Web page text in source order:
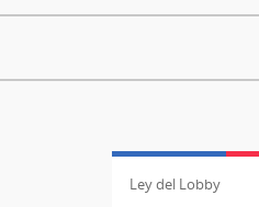
Ley del Lobby